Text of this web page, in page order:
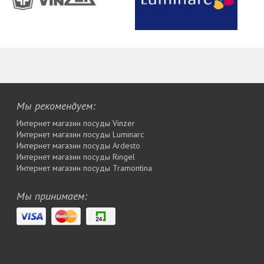
Мы рекомендуем:
Интернет магазин посуды Vinzer
Интернет магазин посуды Luminarc
Интернет магазин посуды Ardesto
Интернет магазин посуды Rіngel
Интернет магазин посуды Tramontina
Мы принимаем: